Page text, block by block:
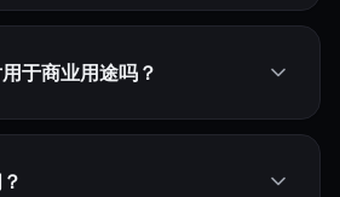
于商业用途吗？